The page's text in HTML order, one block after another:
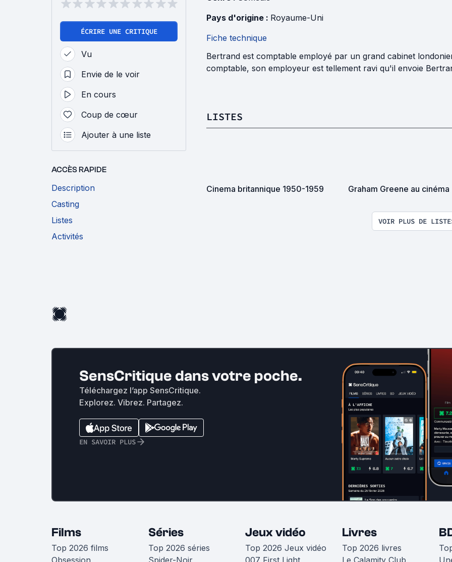
ÉCRIRE UNE CRITIQUE
Vu
Envie de le voir
En cours
Coup de cœur
Ajouter à une liste
ACCÈS RAPIDE
Description
Casting
Listes
Activités
Pays d'origine : Royaume-Uni
Fiche technique
Bertrand est comptable employé par un grand cabinet
comptable, son employeur est tellement ravi qu'il envoie
LISTES
Cinema britannique 1950-1959 Graham Greene au cinéma
VOIR PLUS DE
SensCritique dans votre poche.
Téléchargez l’app SensCritique.
Explorez. Vibrez. Partagez.
EN SAVOIR PLUS
Films
Top 2026 films
Séries
Top 2026 séries
Jeux vidéo
Top 2026 Jeux vidéo
Livres
Top 2026 livres